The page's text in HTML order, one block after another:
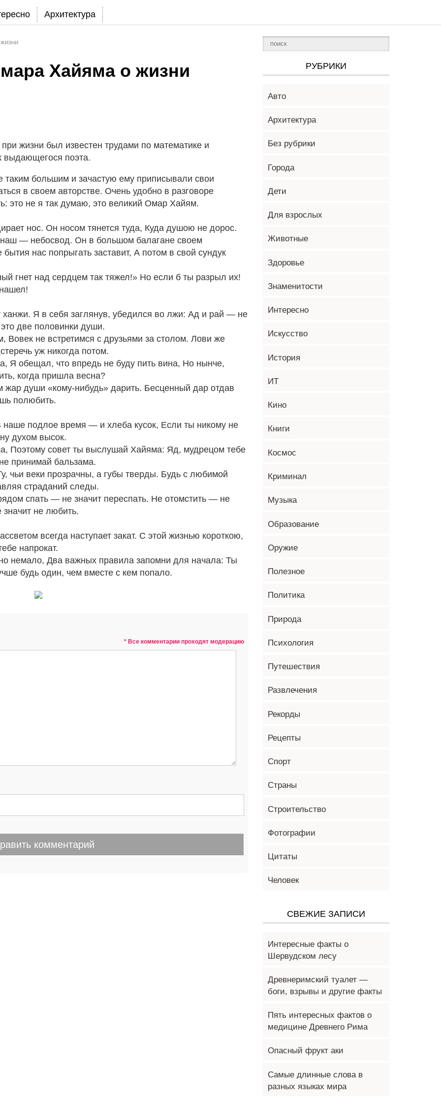
Архитектура
Хайяма о жизни
жизни был известен трудами по математике и
выдающегося поэта.
таким большим и зачастую ему приписывали свои
в своем авторстве. Очень удобно в разговоре
это не я так думаю, это великий Омар Хайям.
нос. Он носом тянется туда, Куда душою не дорос.
— небосвод. Он в большом балагане своем
нас попрыгать заставит, А потом в свой сундук
гнет над сердцем так тяжел!» Но если б ты разрыл их!
Я в себя заглянув, убедился во лжи: Ад и рай — не
две половинки души.
не встретимся с друзьями за столом. Лови же
уж никогда потом.
Я обещал, что впредь не буду пить вина, Но нынче,
когда пришла весна?
души «кому-нибудь» дарить. Бесценный дар отдав
полюбить.
наше подлое время — и хлеба кусок, Если ты никому не
духом высок.
Поэтому совет ты выслушай Хайяма: Яд, мудрецом тебе
принимай бальзама.
чьи веки прозрачны, а губы тверды. Будь с любимой
страданий следы.
спать — не значит переспать. Не отомстить — не
не любить.
всегда наступает закат. С этой жизнью короткою,
напрокат.
немало, Два важных правила запомни для начала: Ты
будь один, чем вместе с кем попало.
* Все комментарии проходят модерацию
РУБРИКИ
Авто
Архитектура
Без рубрики
Города
Дети
Для взрослых
Животные
Здоровье
Знаменитости
Интересно
Искусство
История
ИТ
Кино
Книги
Космос
Криминал
Музыка
Образование
Оружие
Полезное
Политика
Природа
Психология
Путешествия
Развлечения
Рекорды
Рецепты
Спорт
Страны
Строительство
Фотографии
Цитаты
Человек
СВЕЖИЕ ЗАПИСИ
Интересные факты о
Шервудском лесу
Древнеримский туалет —
боги, взрывы и другие факты
Пять интересных фактов о
медицине Древнего Рима
Опасный фрукт аки
Самые длинные слова в
разных языках мира